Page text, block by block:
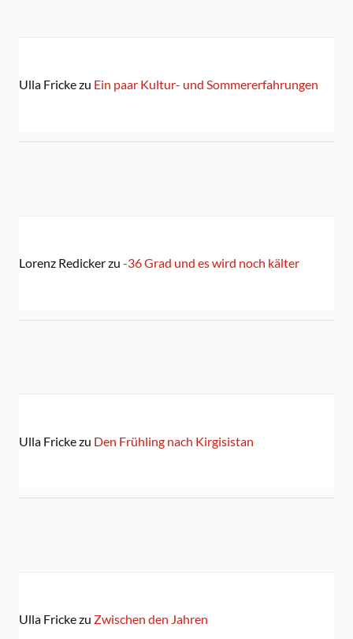
Ulla Frickezu Ein paar Kultur- und Sommererfahrungen
Lorenz Redickerzu -36 Grad und es wird noch kälter
Ulla Frickezu Den Frühling nach Kirgisistan
Ulla Frickezu Zwischen den Jahren